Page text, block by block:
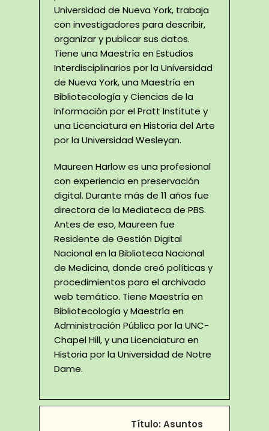
Universidad de Nueva York, trabaja
con investigadores para describir,
organizar y publicar sus datos.
Tiene una Maestría en Estudios
Interdisciplinarios por la Universidad
de Nueva York, una Maestría en
Bibliotecología y Ciencias de la
Información por el Pratt Institute y
una Licenciatura en Historia del Arte
por la Universidad Wesleyan.
Maureen Harlow es una profesional
con experiencia en preservación
digital. Durante más de 11 años fue
directora de la Mediateca de PBS.
Antes de eso, Maureen fue
Residente de Gestión Digital
Nacional en la Biblioteca Nacional
de Medicina, donde creó políticas y
procedimientos para el archivado
web temático. Tiene Maestría en
Bibliotecología y Maestría en
Administración Pública por la UNC-
Chapel Hill, y una Licenciatura en
Historia por la Universidad de Notre
Dame.
Título: Asuntos